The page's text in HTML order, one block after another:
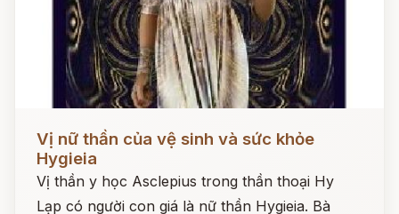
Vị nữ thần của vệ sinh và sức khỏe
Hygieia
Vị thần y học Asclepius trong thần thoại Hy
Lạp có người con giá là nữ thần Hygieia. Bà